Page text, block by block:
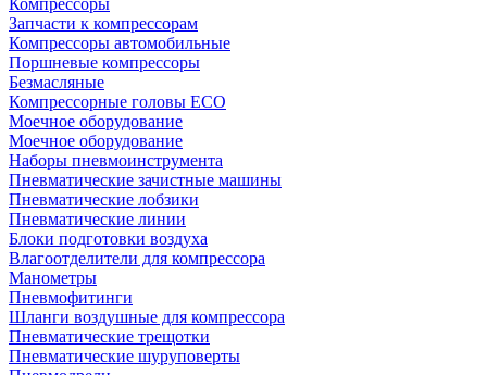
Компрессоры
Запчасти к компрессорам
Компрессоры автомобильные
Поршневые компрессоры
Безмасляные
Компрессорные головы ECO
Моечное оборудование
Моечное оборудование
Наборы пневмоинструмента
Пневматические зачистные машины
Пневматические лобзики
Пневматические линии
Блоки подготовки воздуха
Влагоотделители для компрессора
Манометры
Пневмофитинги
Шланги воздушные для компрессора
Пневматические трещотки
Пневматические шуруповерты